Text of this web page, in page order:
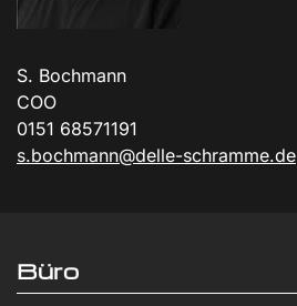
S. Bochmann
COO
0151 68571191
s.bochmann@delle-schramme.de
Büro